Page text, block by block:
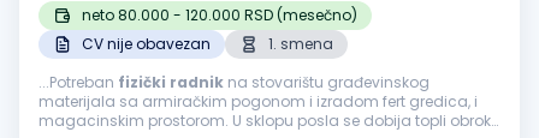
neto 80.000 - 120.000 RSD (mesečno)
CV nije obavezan
1. smena
...Potreban fizički radnik na stovarištu građevinskog
materijala sa armiračkim pogonom i izradom fert gredica, i
magacinskim prostorom. U sklopu posla se dobija topli obrok